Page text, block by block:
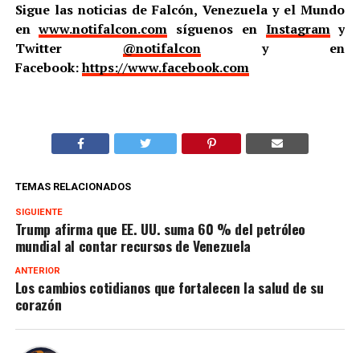
Sigue las noticias de Falcón, Venezuela y el Mundo
enwww.notifalcon.com síguenos en Instagramy
Twitter @notifalcony en
Facebook:https://www.facebook.com
TEMAS RELACIONADOS
SIGUIENTE
Trump afirma que EE. UU. suma 60 % del petróleo
mundial al contar recursos de Venezuela
ANTERIOR
Los cambios cotidianos que fortalecen la salud de su
corazón